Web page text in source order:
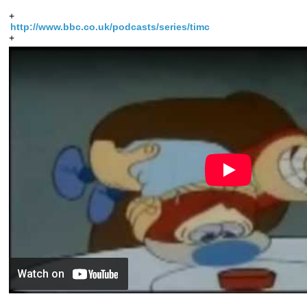
+
http://www.bbc.co.uk/podcasts/series/timc
+